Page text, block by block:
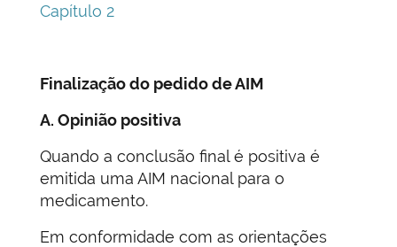
Capítulo 2
Finalização do pedido de AIM
A. Opinião positiva
Quando a conclusão final é positiva é
emitida uma AIM nacional para o
medicamento.
Em conformidade com as orientações